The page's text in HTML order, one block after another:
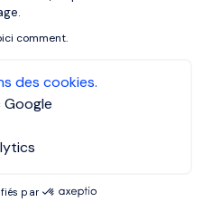
comment.
des cookies.
par
aussi bien que
actuels ;
les données
potentiels et de clients, y
liés à notre
aux clients et aux